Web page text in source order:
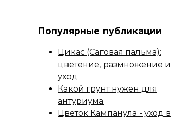
Популярные публикации
Цикас (Саговая пальма):
цветение, размножение и
уход
Какой грунт нужен для
антуриума
Цветок Кампанула - уход в